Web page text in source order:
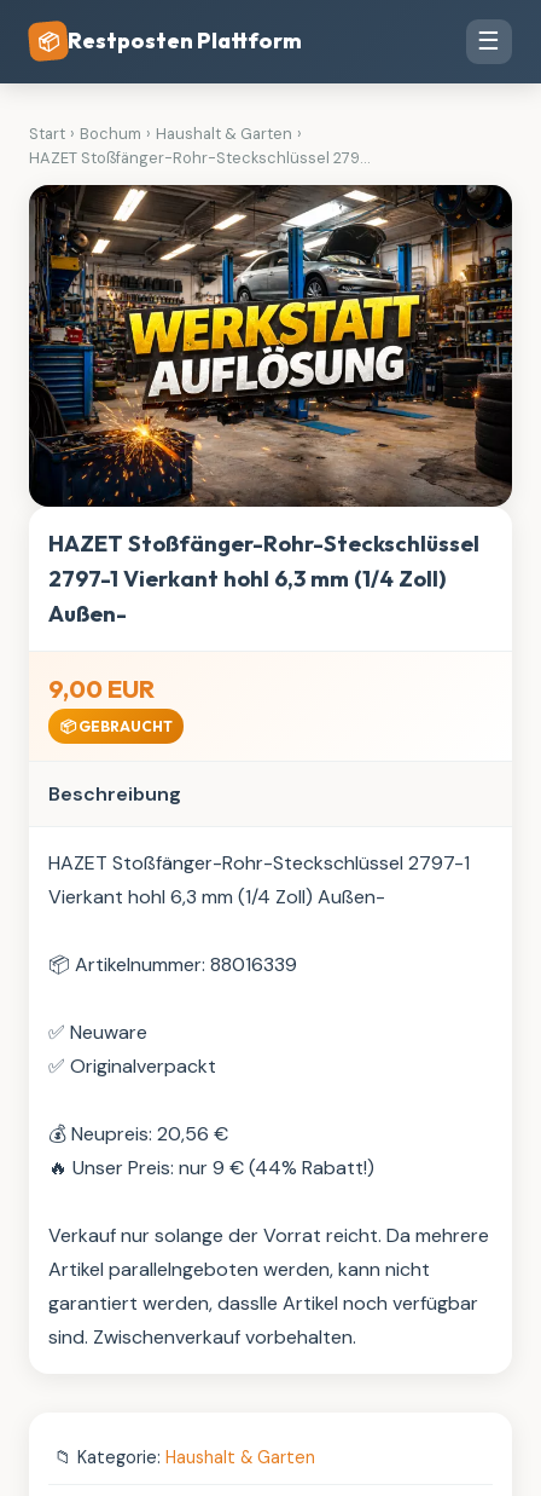
📦 Restposten Plattform ☰
Start › Bochum › Haushalt & Garten ›
HAZET Stoßfänger-Rohr-Steckschlüssel 279...
HAZET Stoßfänger-Rohr-Steckschlüssel
2797-1 Vierkant hohl 6,3 mm (1/4 Zoll)
Außen-
9,00 EUR
📦 GEBRAUCHT
Beschreibung
HAZET Stoßfänger-Rohr-Steckschlüssel 2797-1
Vierkant hohl 6,3 mm (1/4 Zoll) Außen-
📦 Artikelnummer: 88016339
✅ Neuware
✅ Originalverpackt
💰 Neupreis: 20,56 €
🔥 Unser Preis: nur 9 € (44% Rabatt!)
Verkauf nur solange der Vorrat reicht. Da mehrere
Artikel parallelngeboten werden, kann nicht
garantiert werden, dasslle Artikel noch verfügbar
sind. Zwischenverkauf vorbehalten.
📁 Kategorie: Haushalt & Garten